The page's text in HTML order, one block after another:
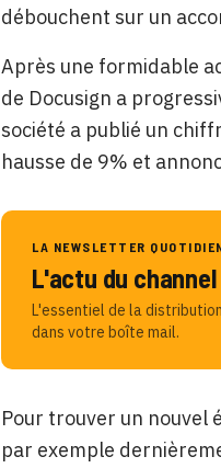
débouchent sur un
Après une formidable
de Docusign a
société a publié un
hausse de 9% et
LA NEWSLETTER
L'actu du
L'essentiel de la
dans votre boîte mail.
Pour trouver un nouvel
par exemple